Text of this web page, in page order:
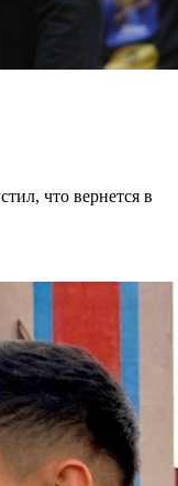
что вернется в